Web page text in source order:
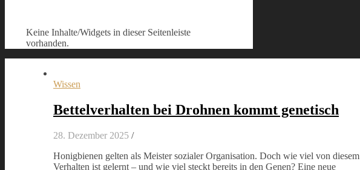
Keine Inhalte/Widgets in dieser Seitenleiste
vorhanden.
Wissen
Bettelverhalten bei Drohnen kommt genetisch
28. Dezember 2025 /
Honigbienen gelten als Meister sozialer Organisation. Doch wie viel von diesem
Verhalten ist gelernt – und wie viel steckt bereits in den Genen? Eine neue